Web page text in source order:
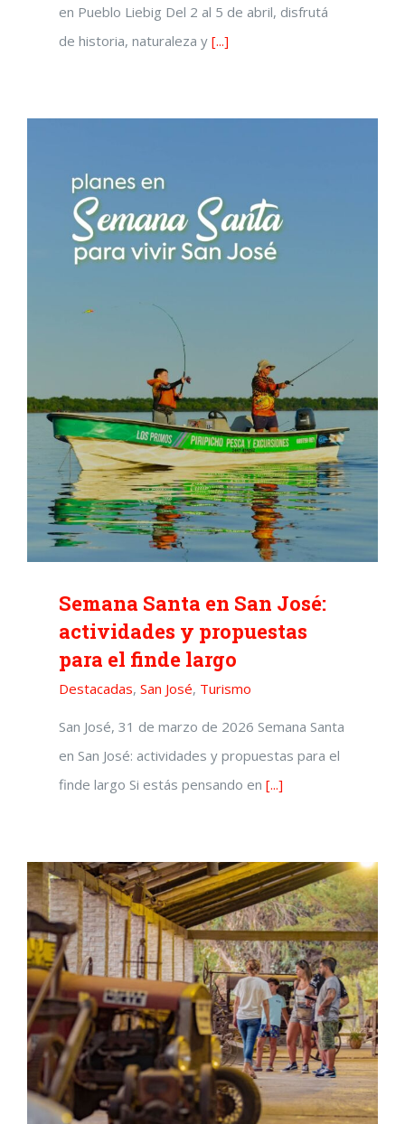
en Pueblo Liebig Del 2 al 5 de abril, disfrutá
de historia, naturaleza y [...]
Semana Santa en San José:
actividades y propuestas
para el finde largo
Destacadas, San José, Turismo
San José, 31 de marzo de 2026 Semana Santa
en San José: actividades y propuestas para el
finde largo Si estás pensando en [...]